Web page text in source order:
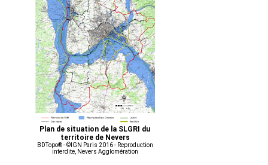
Plan de situation de la SLGRI du
territoire de Nevers
BDTopo® - ©IGN Paris 2016 - Reproduction
interdite, Nevers Agglomération